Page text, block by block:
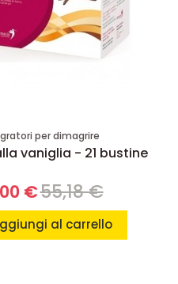
per dimagrire
vaniglia - 21 bustine
€55,18 €
al carrello